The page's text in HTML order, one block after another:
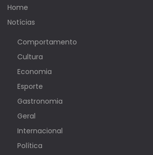
Home
Notícias
Comportamento
Cultura
Economia
Esporte
Gastronomia
Geral
Internacional
Política